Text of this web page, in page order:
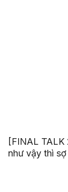
[FINAL TALK
như vậy thì